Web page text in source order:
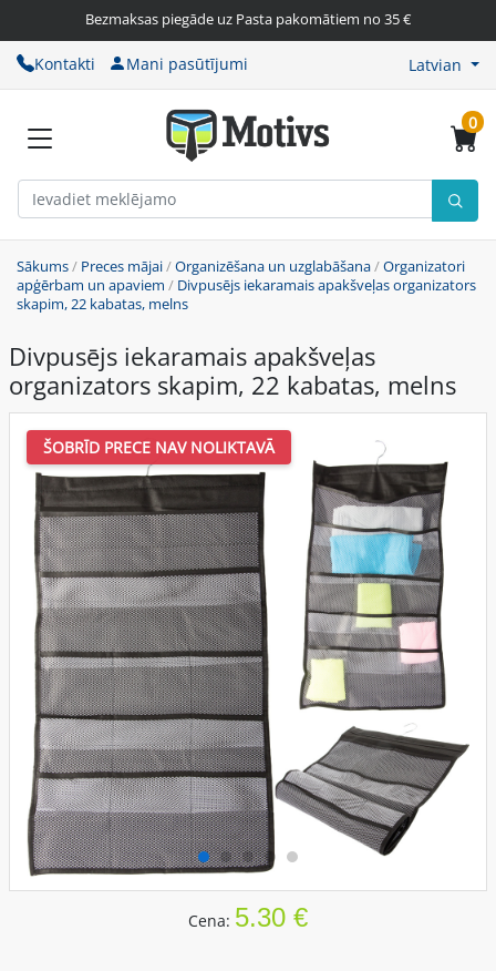
Bezmaksas piegāde uz Pasta pakomātiem no 35 €
Kontakti Mani pasūtījumi Latvian
0
Sākums/ Preces mājai/Organizēšana un uzglabāšana/Organizatori
apģērbam un apaviem / Divpusējs iekaramais apakšveļas organizators
skapim, 22 kabatas, melns
Divpusējs iekaramais apakšveļas
organizators skapim, 22 kabatas, melns
ŠOBRĪD PRECE NAV NOLIKTAVĀ
Cena: 5.30 €